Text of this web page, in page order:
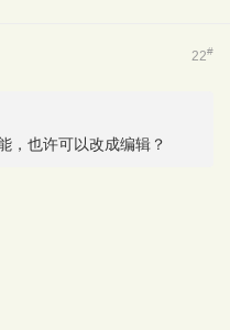
22#
，也许可以改成编辑？